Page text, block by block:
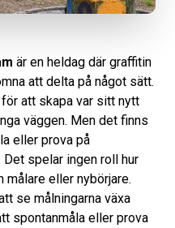
är en heldag där graffitin
att delta på något sätt.
att skapa var sitt nytt
väggen. Men det finns
eller prova på
spelar ingen roll hur
målare eller nybörjare.
se målningarna växa
spontanmåla eller prova